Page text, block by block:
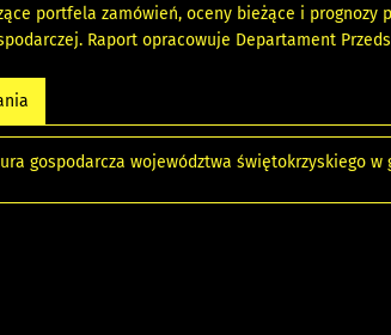
portfela zamówień, oceny bieżące i
Raport opracowuje Departament
gospodarcza województwa świętokrzyskiego w